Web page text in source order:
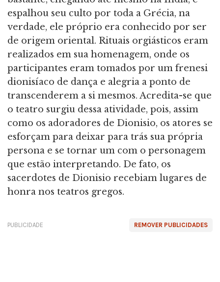
espalhou seu culto por toda a Grécia, na
verdade, ele próprio era conhecido por ser
de origem oriental. Rituais orgiásticos eram
realizados em sua homenagem, onde os
participantes eram tomados por um frenesi
dionisíaco de dança e alegria a ponto de
transcenderem a si mesmos. Acredita-se que
o teatro surgiu dessa atividade, pois, assim
como os adoradores de Dionisio, os atores se
esforçam para deixar para trás sua própria
persona e se tornar um com o personagem
que estão interpretando. De fato, os
sacerdotes de Dionisio recebiam lugares de
honra nos teatros gregos.
REMOVER PUBLICIDADES
PUBLICIDADE